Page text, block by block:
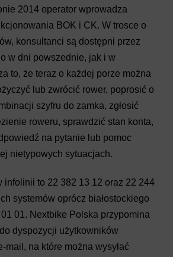
2014 operator wprowadza
BOK i CK. W trosce o
konsultanci są dostępni przez
w dni powszednie, jak i w
to, że teraz o każdej porze można
lub zwrócić rower, poprosić o
szyfru do zamka, zgłosić
roweru, sprawdzić stan konta,
na pytanie lub pomoc
nietypowych sytuacjach.
infolinii to 22 382 13 12 oraz 22 244
systemów oprócz białostockiego
01. Nextbike Polska przypomina
dyspozycji użytkowników
mail, na które można wysyłać